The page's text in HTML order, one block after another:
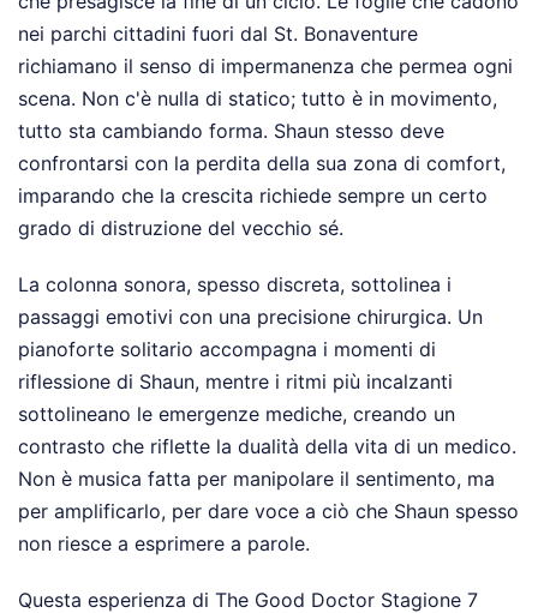
nei parchi cittadini fuori dal St. Bonaventure
richiamano il senso di impermanenza che permea ogni
scena. Non c'è nulla di statico; tutto è in movimento,
tutto sta cambiando forma. Shaun stesso deve
confrontarsi con la perdita della sua zona di comfort,
imparando che la crescita richiede sempre un certo
grado di distruzione del vecchio sé.
La colonna sonora, spesso discreta, sottolinea i
passaggi emotivi con una precisione chirurgica. Un
pianoforte solitario accompagna i momenti di
riflessione di Shaun, mentre i ritmi più incalzanti
sottolineano le emergenze mediche, creando un
contrasto che riflette la dualità della vita di un medico.
Non è musica fatta per manipolare il sentimento, ma
per amplificarlo, per dare voce a ciò che Shaun spesso
non riesce a esprimere a parole.
Questa esperienza di The Good Doctor Stagione 7